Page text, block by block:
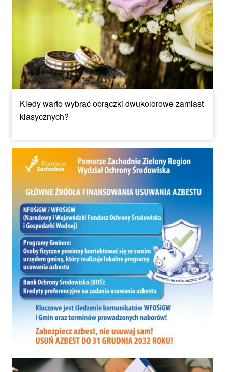
Kiedy warto wybrać obrączki dwukolorowe zamiast
klasycznych?